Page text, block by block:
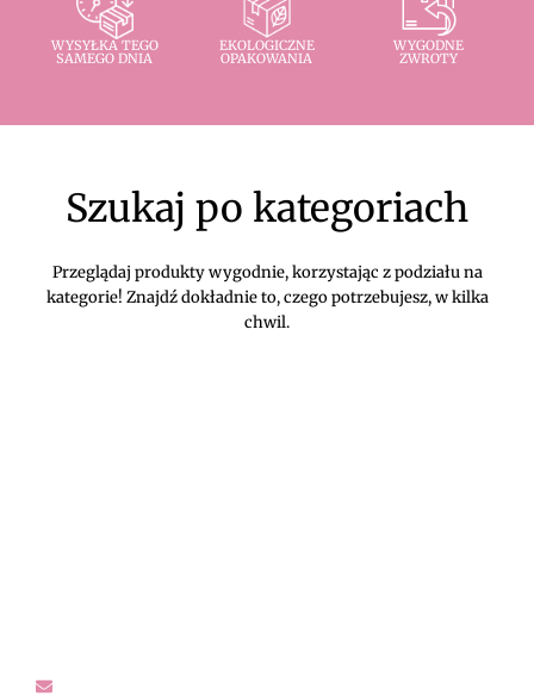
WYSYŁKA TEGO
SAMEGO DNIA
EKOLOGICZNE
OPAKOWANIA
WYGODNE
ZWROTY
Szukaj po kategoriach
Przeglądaj produkty wygodnie, korzystając z podziału na
kategorie! Znajdź dokładnie to, czego potrzebujesz, w kilka
chwil.